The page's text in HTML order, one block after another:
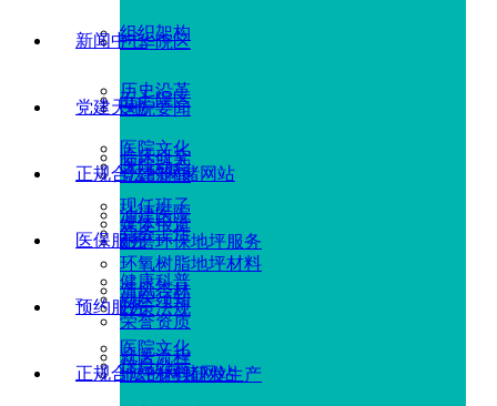
组织架构
历史沿革
医院文化
现任班子
环氧树脂地坪材料
荣誉资质
广华院区
五七院区
临床研究
油建医院
新闻中心
医院要闻
医院动态
媒体报道
健康科普
党建天地
党建新闻
党务工作
清风杏林
医院文化
正规合法的网赌网站
耐磨环保地坪服务
就医须知
就医流程
医保服务
政策法规
信息公示
预约服务
地坪材料研发生产
正规合法的网赌网站